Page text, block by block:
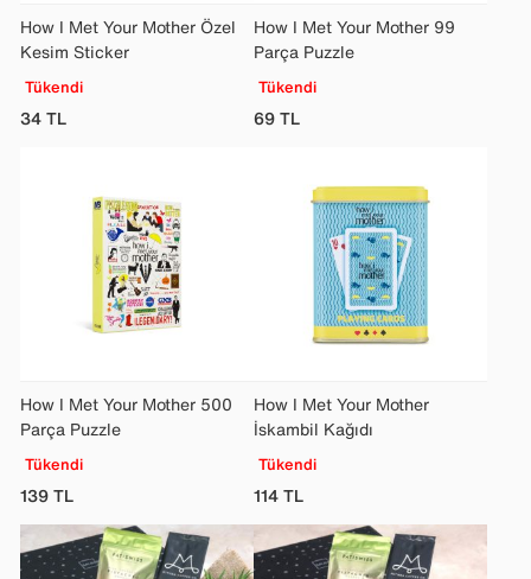
How I Met Your Mother Özel
Kesim Sticker
Tükendi
34TL
How I Met Your Mother 99
Parça Puzzle
Tükendi
69TL
How I Met Your Mother 500
Parça Puzzle
Tükendi
139TL
How I Met Your Mother
İskambil Kağıdı
Tükendi
114TL